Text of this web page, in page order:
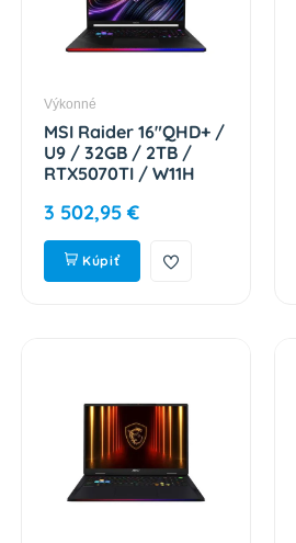
Výkonné
MSI Raider 16"QHD+ /
U9 / 32GB / 2TB /
RTX5070TI / W11H
3 502,95 €
Kúpiť